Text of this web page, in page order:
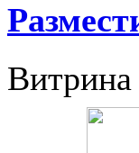
Витрина